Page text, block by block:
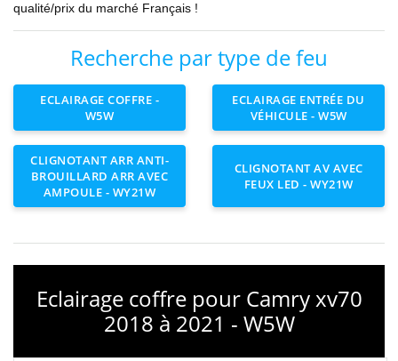
qualité/prix du marché Français !
Recherche par type de feu
ECLAIRAGE COFFRE -
W5W
ECLAIRAGE ENTRÉE DU
VÉHICULE - W5W
CLIGNOTANT ARR ANTI-
BROUILLARD ARR AVEC
AMPOULE - WY21W
CLIGNOTANT AV AVEC
FEUX LED - WY21W
Eclairage coffre pour Camry xv70
2018 à 2021 - W5W